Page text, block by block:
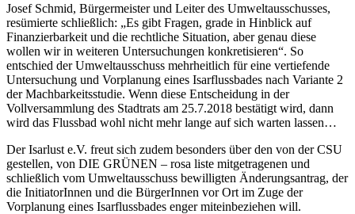
Josef Schmid, Bürgermeister und Leiter des Umweltausschusses,
resümierte schließlich: „Es gibt Fragen, grade in Hinblick auf
Finanzierbarkeit und die rechtliche Situation, aber genau diese
wollen wir in weiteren Untersuchungen konkretisieren“. So
entschied der Umweltausschuss mehrheitlich für eine vertiefende
Untersuchung und Vorplanung eines Isarflussbades nach Variante 2
der Machbarkeitsstudie. Wenn diese Entscheidung in der
Vollversammlung des Stadtrats am 25.7.2018 bestätigt wird, dann
wird das Flussbad wohl nicht mehr lange auf sich warten lassen…
Der Isarlust e.V. freut sich zudem besonders über den von der CSU
gestellen, von DIE GRÜNEN – rosa liste mitgetragenen und
schließlich vom Umweltausschuss bewilligten Änderungsantrag, der
die InitiatorInnen und die BürgerInnen vor Ort im Zuge der
Vorplanung eines Isarflussbades enger miteinbeziehen will.